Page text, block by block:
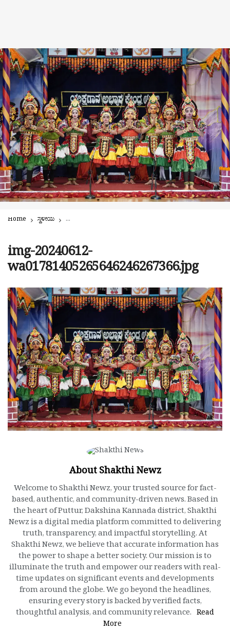
Home ಸ್ಥಳೀಯ ದುಬೈಯಲ್ಲಿ ವಿನೂತನ ದಾಖಲೆಗಳೊಂದಿಗೆ ಯಶಸ್ವಿಯಾಗಿ ಸಂಪನ್ನಗೊಂಡ
img-20240612-
wa01781405265646246267366.jpg
About Shakthi Newz
Welcome to Shakthi Newz, your trusted source for fact-
based, authentic, and community-driven news. Based in
the heart of Puttur, Dakshina Kannada district, Shakthi
Newz is a digital media platform committed to delivering
truth, transparency, and impactful storytelling. At
Shakthi Newz, we believe that accurate information has
the power to shape a better society. Our mission is to
illuminate the truth and empower our readers with real-
time updates on significant events and developments
from around the globe. We go beyond the headlines,
ensuring every story is backed by verified facts,
thoughtful analysis, and community relevance. Read
More